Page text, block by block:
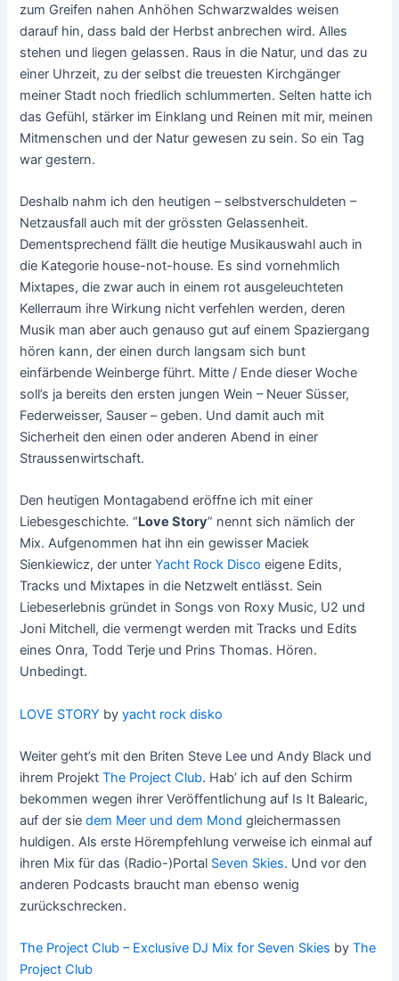
zum Greifen nahen Anhöhen Schwarzwaldes weisen
darauf hin, dass bald der Herbst anbrechen wird. Alles
stehen und liegen gelassen. Raus in die Natur, und das zu
einer Uhrzeit, zu der selbst die treuesten Kirchgänger
meiner Stadt noch friedlich schlummerten. Selten hatte ich
das Gefühl, stärker im Einklang und Reinen mit mir, meinen
Mitmenschen und der Natur gewesen zu sein. So ein Tag
war gestern.
Deshalb nahm ich den heutigen – selbstverschuldeten –
Netzausfall auch mit der grössten Gelassenheit.
Dementsprechend fällt die heutige Musikauswahl auch in
die Kategorie house-not-house. Es sind vornehmlich
Mixtapes, die zwar auch in einem rot ausgeleuchteten
Kellerraum ihre Wirkung nicht verfehlen werden, deren
Musik man aber auch genauso gut auf einem Spaziergang
hören kann, der einen durch langsam sich bunt
einfärbende Weinberge führt. Mitte / Ende dieser Woche
soll’s ja bereits den ersten jungen Wein – Neuer Süsser,
Federweisser, Sauser – geben. Und damit auch mit
Sicherheit den einen oder anderen Abend in einer
Straussenwirtschaft.
Den heutigen Montagabend eröffne ich mit einer
Liebesgeschichte. “Love Story” nennt sich nämlich der
Mix. Aufgenommen hat ihn ein gewisser Maciek
Sienkiewicz, der unterYacht Rock Disco eigene Edits,
Tracks und Mixtapes in die Netzwelt entlässt. Sein
Liebeserlebnis gründet in Songs von Roxy Music, U2 und
Joni Mitchell, die vermengt werden mit Tracks und Edits
eines Onra, Todd Terje und Prins Thomas. Hören.
Unbedingt.
LOVE STORY byyacht rock disko
Weiter geht’s mit den Briten Steve Lee und Andy Black und
ihrem ProjektThe Project Club. Hab’ ich auf den Schirm
bekommen wegen ihrer Veröffentlichung auf Is It Balearic,
auf der siedem Meer und dem Mond gleichermassen
huldigen. Als erste Hörempfehlung verweise ich einmal auf
ihren Mix für das (Radio-)Portal Seven Skies. Und vor den
anderen Podcasts braucht man ebenso wenig
zurückschrecken.
The Project Club – Exclusive DJ Mix for Seven Skies byThe
Project Club